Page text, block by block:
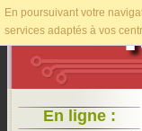
En poursuivant votre
services adaptés à vos
En ligne :